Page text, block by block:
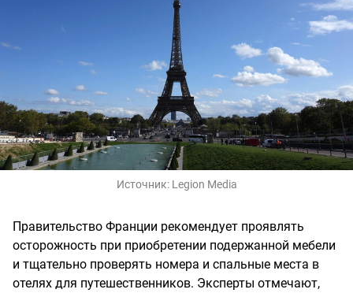
Источник: Legion Media
Правительство Франции рекомендует проявлять
осторожность при приобретении подержанной мебели
и тщательно проверять номера и спальные места в
отелях для путешественников. Эксперты отмечают,